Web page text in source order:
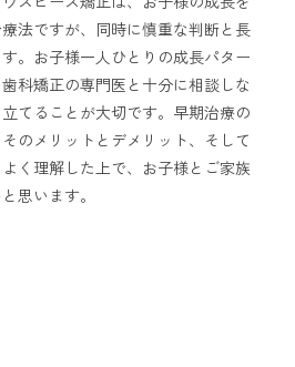
法ですが、同時に慎重な判断と長
。お子様一人ひとりの成長パター
科矯正の専門医と十分に相談しな
てることが大切です。早期治療の
のメリットとデメリット、そして
く理解した上で、お子様とご家族
思います。